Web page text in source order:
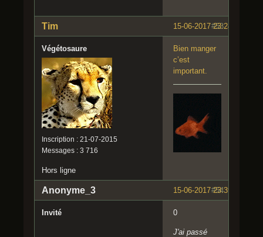
#53
15-06-2017 23:24:57
Tim
Végétosaure
Inscription : 21-07-2015
Messages : 3 716
Bien manger
c’est
important.
Hors ligne
#54
15-06-2017 23:39:37
Anonyme_3
Invité 0
J'ai passé